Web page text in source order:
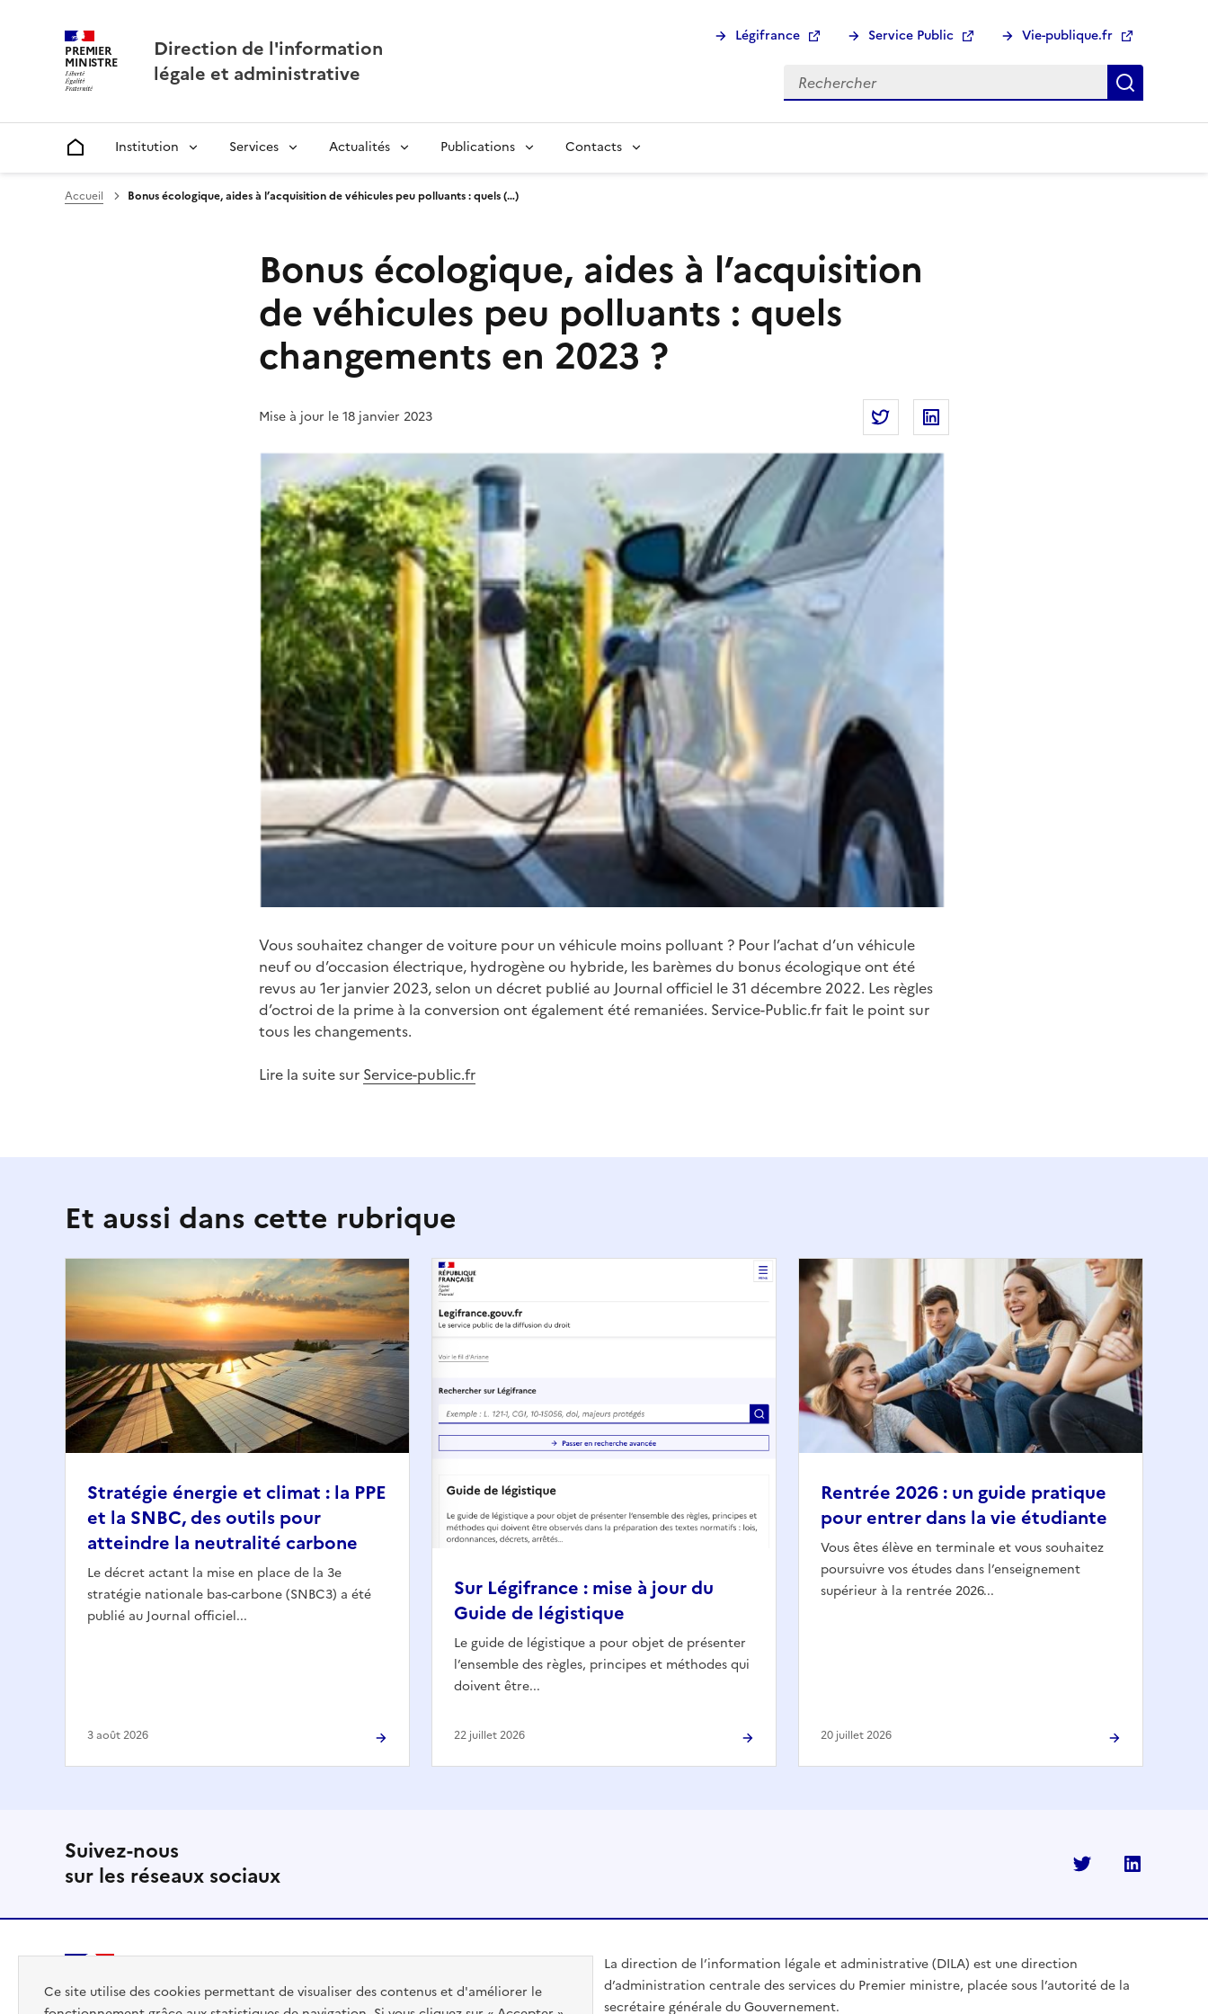
Ce site utilise des cookies permettant de visualiser des contenus et d'améliorer le
PREMIER
MINISTRE
Direction de l'information
légale et administrative
Légifrance Service Public Vie-publique.fr
Rechercher :
Institution Services Actualités Publications Contacts
Accueil Bonus écologique, aides à l’acquisition de véhicules peu polluants : quels (…)
Bonus écologique, aides à l’acquisition
de véhicules peu polluants : quels
changements en 2023 ?
Mise à jour le 18 janvier 2023 Partager la page
Partager Bonus écologique, aides à
Vous souhaitez changer de voiture pour un véhicule moins polluant ? Pour l’achat d’un véhicule
neuf ou d’occasion électrique, hydrogène ou hybride, les barèmes du bonus écologique ont été
revus au 1er janvier 2023, selon un décret publié au Journal officiel le 31 décembre 2022. Les règles
d’octroi de la prime à la conversion ont également été remaniées. Service-Public.fr fait le point sur
tous les changements.
Lire la suite sur Service-public.fr
Et aussi dans cette rubrique
Stratégie énergie et climat : la PPE
et la SNBC, des outils pour
atteindre la neutralité carbone
Le décret actant la mise en place de la 3e
stratégie nationale bas-carbone (SNBC3) a été
publié au Journal officiel...
3 août 2026
Sur Légifrance : mise à jour du
Guide de légistique
Le guide de légistique a pour objet de présenter
l’ensemble des règles, principes et méthodes qui
doivent être...
22 juillet 2026
Rentrée 2026 : un guide pratique
pour entrer dans la vie étudiante
Vous êtes élève en terminale et vous souhaitez
poursuivre vos études dans l’enseignement
supérieur à la rentrée 2026...
20 juillet 2026
Suivez-nous
sur les réseaux sociaux
Twitter
PREMIER
MINISTRE
La direction de l’information légale et administrative (DILA) est une direction
d’administration centrale des services du Premier ministre, placée sous l’autorité de la
secrétaire générale du Gouvernement.